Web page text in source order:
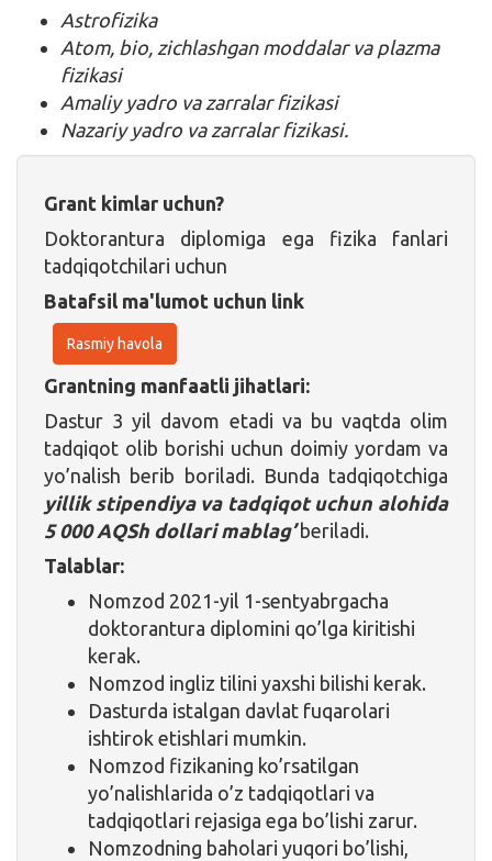
Astrofizika
Atom, bio, zichlashgan moddalar va plazma
fizikasi
Amaliy yadro va zarralar fizikasi
Nazariy yadro va zarralar fizikasi.
Grant kimlar uchun?
Doktorantura diplomiga ega fizika fanlari
tadqiqotchilari uchun
Batafsil ma'lumot uchun link
Rasmiy havola
Grantning manfaatli jihatlari:
Dastur 3 yil davom etadi va bu vaqtda olim
tadqiqot olib borishi uchun doimiy yordam va
yo’nalish berib boriladi. Bunda tadqiqotchiga
yillik stipendiya va tadqiqot uchun alohida
5 000 AQSh dollari mablag’beriladi.
Talablar:
Nomzod 2021-yil 1-sentyabrgacha
doktorantura diplomini qo’lga kiritishi
kerak.
Nomzod ingliz tilini yaxshi bilishi kerak.
Dasturda istalgan davlat fuqarolari
ishtirok etishlari mumkin.
Nomzod fizikaning ko’rsatilgan
yo’nalishlarida o’z tadqiqotlari va
tadqiqotlari rejasiga ega bo’lishi zarur.
Nomzodning baholari yuqori bo’lishi,